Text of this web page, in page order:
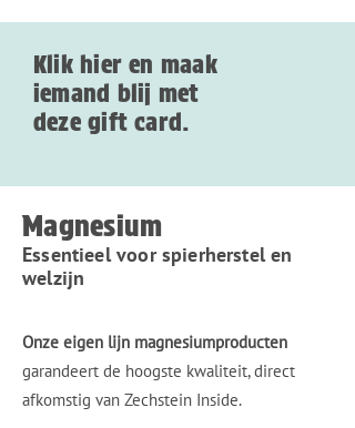
Klik hier en maak
iemand blij met
deze gift card.
Magnesium
Essentieel voor spierherstel en
welzijn
Onze eigen lijn magnesiumproducten
garandeert de hoogste kwaliteit, direct
afkomstig van Zechstein Inside.